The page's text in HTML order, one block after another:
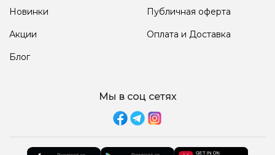
Новинки
Акции
Блог
Публичная оферта
Оплата и Доставка
Мы в соц сетях